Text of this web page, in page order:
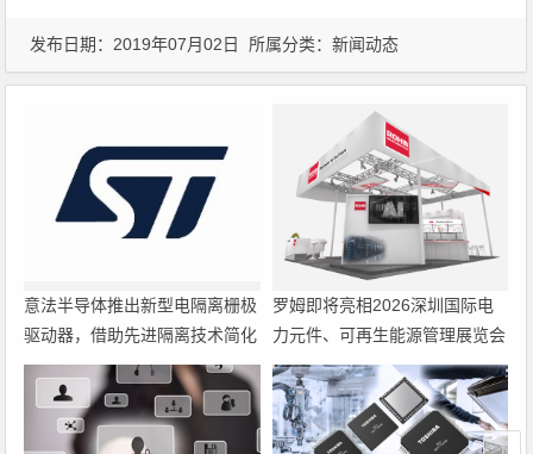
发布日期：2019年07月02日 所属分类：新闻动态
意法半导体推出新型电隔离栅极
驱动器，借助先进隔离技术简化
电源设计
罗姆即将亮相2026深圳国际电
力元件、可再生能源管理展览会
暨研讨会